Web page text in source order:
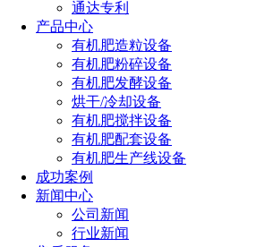
通达专利
产品中心
有机肥造粒设备
有机肥粉碎设备
有机肥发酵设备
烘干/冷却设备
有机肥搅拌设备
有机肥配套设备
有机肥生产线设备
成功案例
新闻中心
公司新闻
行业新闻